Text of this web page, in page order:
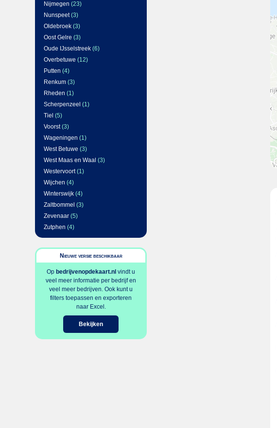
Nijmegen (23)
Nunspeet(3)
Oldebroek (3)
Oost Gelre (3)
Oude IJsselstreek (6)
Overbetuwe (12)
Putten (4)
Renkum (3)
Rheden (1)
Scherpenzeel (1)
Tiel (5)
Voorst(3)
Wageningen (1)
West Betuwe (3)
West Maas en Waal (3)
Westervoort(1)
Wijchen (4)
Winterswijk (4)
Zaltbommel (3)
Zevenaar (5)
Zutphen (4)
Nieuwe versie beschikbaar
Op bedrijvenopdekaart.nl vindt u
veel meer informatie per bedrijf en
veel meer bedrijven. Ook kunt u
filters toepassen en exporteren
naar Excel.
Bekijken